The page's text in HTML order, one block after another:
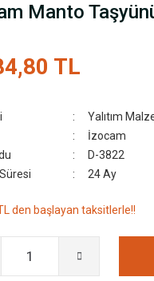
Manto
TL
Yalıtım
İzocam
D-3822
24 Ay
den başlayan taksitlerle!!